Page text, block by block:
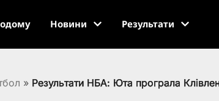
Новини Результати
» Результати НБА: Юта програла